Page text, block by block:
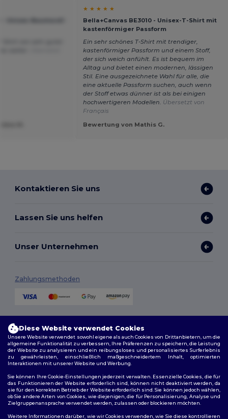
★ ★ ★ ★ ★
Bella+Canvas BE3010 - Unisex-T-Shirt mit
kastenförmiger Passform
Ein sehr schönes T-Shirt mit trendiger,
kastenförmiger Passform und einem Stoff,
der sich weich anfühlt. Es ist bequem im
Alltag und bietet einen modernen, lässigen
Stil. Eine ausgezeichnete Wahl für alle, die
eine aktuelle Passform suchen, auch wenn
der Stoff etwas dünner ist als bei einigen
hochwertigeren Modellen. Übersetzt von
Français
Bewertung von Mathis G.
Kontaktieren Sie uns
Lassen Sie uns helfen
Unser Unternehmen
Zahlungsmethoden
Folge uns
Diese Website verwendet Cookies
Unsere Website verwendet sowohl eigene als auch Cookies von Drittanbietern, um die
allgemeine Funktionalität zu verbessern, Ihre Präferenzen zu speichern, die Leistung
der Website zu analysieren und ein reibungsloses und personalisiertes Surferlebnis
zu gewährleisten, einschließlich maßgeschneidertem Inhalt, optimierten
Interaktionen mit unserer Website und Werbung.
Sie können Ihre Cookie-Einstellungen jederzeit verwalten. Essenzielle Cookies, die für
das Funktionieren der Website erforderlich sind, können nicht deaktiviert werden, da
sie für den korrekten Betrieb der Website erforderlich sind. Sie können jedoch wählen,
ob Sie andere Arten von Cookies, wie diejenigen, die für Personalisierung, Analyse und
Zielgruppenansprache verwendet werden, zulassen oder blockieren möchten.
Weitere Informationen darüber, wie wir Cookies verwenden, wie Sie diese kontrollieren